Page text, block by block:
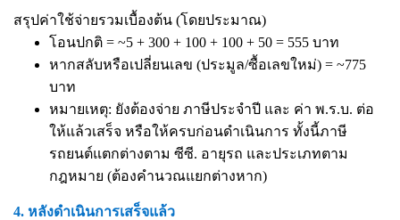
สรุปค่าใช้จ่ายรวมเบื้องต้น (โดยประมาณ)
โอนปกติ = ~5 + 300 + 100 + 100 + 50 = 555 บาท
หากสลับหรือเปลี่ยนเลข (ประมูล/ซื้อเลขใหม่) = ~775
บาท
หมายเหตุ: ยังต้องจ่าย ภาษีประจำปี และ ค่า พ.ร.บ. ต่อ
ให้แล้วเสร็จ หรือให้ครบก่อนดำเนินการ ทั้งนี้ภาษี
รถยนต์แตกต่างตาม ซีซี. อายุรถ และประเภทตาม
กฎหมาย (ต้องคำนวณแยกต่างหาก)
4. หลังดำเนินการเสร็จแล้ว